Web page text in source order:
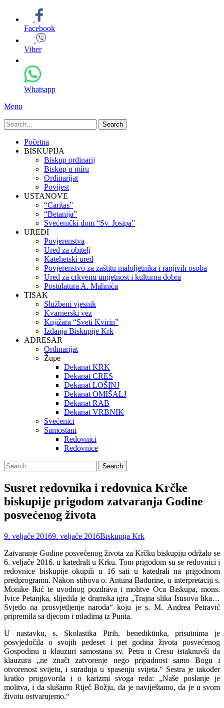
Facebook
Viber
Whatsapp
Menu
Search
for:
Primary
Menu
Skip
Početna
BISKUPIJA
Biskup ordinarij
Biskup u miru
Ordinarijat
Povijest
USTANOVE
“Caritas”
“Betanija”
Svećenički dom “Sv. Josipa”
UREDI
Povjerenstva
Ured za obitelj
Katehetski ured
Povjerenstvo za zaštitu maloljetnika i ranjivih osoba
Ured za crkvenu umjetnost i kulturna dobra
Postulatura A. Mahnića
TISAK
Službeni vjesnik
Kvarnerski vez
Knjižara “Sveti Kvirin”
Izdanja Biskupije Krk
ADRESAR
Ordinarijat
Župe
Dekanat KRK
Dekanat CRES
Dekanat LOŠINJ
Dekanat OMIŠALJ
Dekanat RAB
Dekanat VRBNIK
Svećenici
Samostani
Redovnici
Redovnice
Search
Search
for:
Susret redovnika i redovnica Krčke
biskupije prigodom zatvaranja Godine
posvećenog života
Posted
9. veljače 20169. veljače 2016Author
Biskupija Krk
Zatvaranje Godine posvećenog života za Krčku biskupiju održalo se
6. veljače 2016. u katedrali u Krku. Tom prigodom su se redovnici i
redovnice biskupije okupili u 16 sati u katedrali na prigodnom
predprogramu. Nakon stihova o. Antuna Badurine, u interpretaciji s.
Monike Ikić te uvodnog pozdrava i molitve Oca Biskupa, mons.
Ivice Petanjka, slijedila je dramska igra „Trajna slika Isusova lika…
Svjetlo na prosvjetljenje naroda“ koju je s. M. Andrea Petravić
pripremila sa djecom i mladima iz Punta.
U nastavku, s. Skolastika Pirih, benediktinka, prisutnima je
posvjedočila o svojih pedeset i pet godina života posvećenog
Gospodinu u klauzuri samostana sv. Petra u Cresu istaknuvši da
klauzura „ne znači zatvorenje nego pripadnost samo Bogu i
otvorenost svijetu, i suradnja u spasenju svijeta.“ Sestra je također
kratko progovorila i o karizmi svoga reda: „Naše poslanje je
molitva, i da slušamo Riječ Božju, da je naviještamo, da je u svom
životu ostvarujemo.“